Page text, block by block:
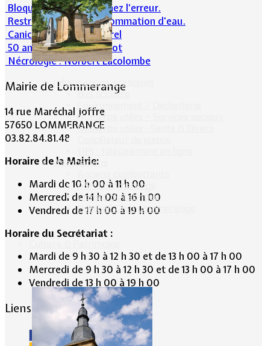
Informations pratiques
Bus scolaire
Environnement / Déchetterie
Numéros utiles - Services sociaux
Numéros utiles -Santé & Divers
Associations
ASK Lommerange
Conseil de fabrique
Football Club Lommerange
Bloqué en forêt. Cherchez l’erreur.
Restrictions sur la consommation d'eau.
Canicule et milieu naturel
50 ans d’histoires de foot
Nécrologie : Norbert Lacolombe
Mairie de Lommerange
14 rue Maréchal Joffre
57650 LOMMERANGE
03.82.84.81.48
Horaire de la Mairie:
Mardi de 10 h 00 à 11 h 00
Mercredi de 14 h 00 à 16 h 00
Vendredi de 17 h 00 à 19 h 00
Horaire du Secrétariat :
Mardi de 9 h 30 à 12 h 30 et de 13 h 00 à 17 h 00
Mercredi de 9 h 30 à 12 h 30 et de 13 h 00 à 17 h 00
Vendredi de 13 h 00 à 19 h 00
Liens conseillés